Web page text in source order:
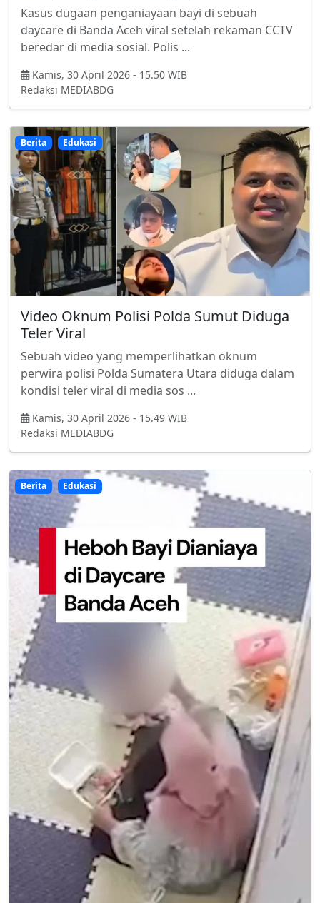
Kasus dugaan penganiayaan bayi di sebuah
daycare di Banda Aceh viral setelah rekaman CCTV
beredar di media sosial. Polis ...
Kamis, 30 April 2026 - 15.50 WIB
Redaksi MEDIABDG
Berita Edukasi
Video Oknum Polisi Polda Sumut Diduga
Teler Viral
Sebuah video yang memperlihatkan oknum
perwira polisi Polda Sumatera Utara diduga dalam
kondisi teler viral di media sos ...
Kamis, 30 April 2026 - 15.49 WIB
Redaksi MEDIABDG
Berita Edukasi